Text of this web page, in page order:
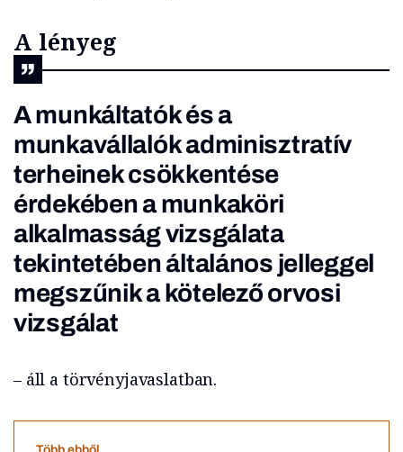
A lényeg
A munkáltatók és a
munkavállalók adminisztratív
terheinek csökkentése
érdekében a munkaköri
alkalmasság vizsgálata
tekintetében általános jelleggel
megszűnik a kötelező orvosi
vizsgálat
– áll a törvényjavaslatban.